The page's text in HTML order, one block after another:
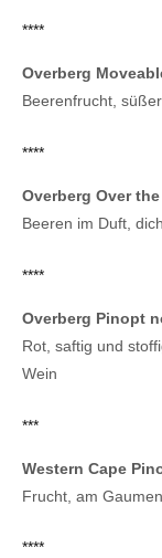
****
Overberg
Beerenfrucht,
****
Overberg Over
Beeren im Duft,
****
Overberg Pinopt
Rot, saftig und
Wein
***
Western Cape
Frucht, am
****